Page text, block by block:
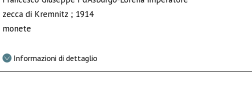
zecca di Kremnitz ; 1914
monete
Informazioni di dettaglio